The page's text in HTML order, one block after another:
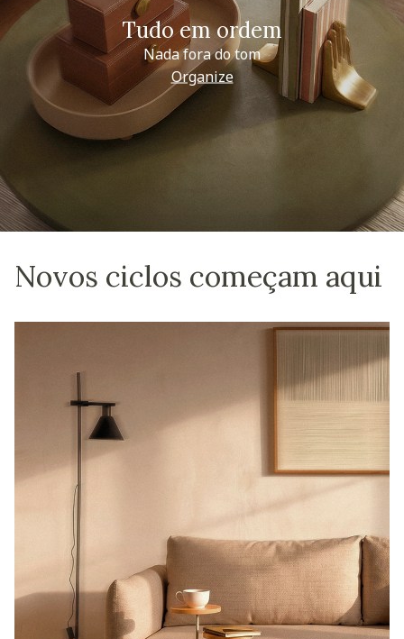
Tudo em ordem
Nada fora do tom
Organize
Novos ciclos começam aqui